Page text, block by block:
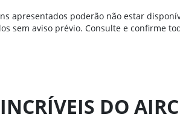
apresentados poderão não estar
sem aviso prévio. Consulte e confirme
DO